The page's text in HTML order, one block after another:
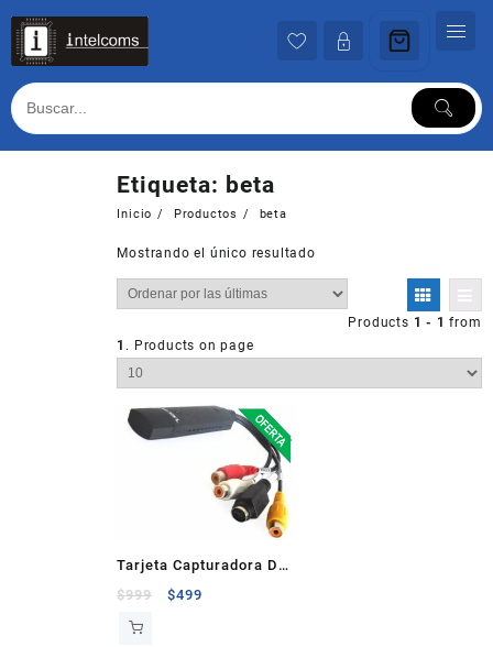
contenido
Etiqueta: beta
Inicio Productos beta
Mostrando el único resultado
Products 1 - 1 from
1 . Products on page
Tarjeta Capturadora De
Video Usb A Rca
$999 $499